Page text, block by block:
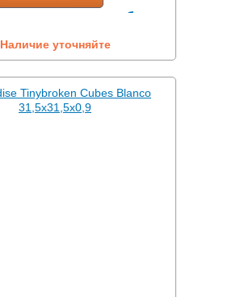
Наличие уточняйте